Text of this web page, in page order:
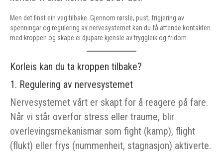
Men det finst ein veg tilbake. Gjennom rørsle, pust, frigjering av
spenningar og regulering av nervesystemet kan du få attende kontakten
med kroppen og skape ei djupare kjensle av tryggleik og fridom.
Korleis kan du ta kroppen tilbake?
1. Regulering av nervesystemet
Nervesystemet vårt er skapt for å reagere på fare.
Når vi står overfor stress eller traume, blir
overlevingsmekanismar som fight (kamp), flight
(flukt) eller frys (nummenheit, stagnasjon) aktiverte.